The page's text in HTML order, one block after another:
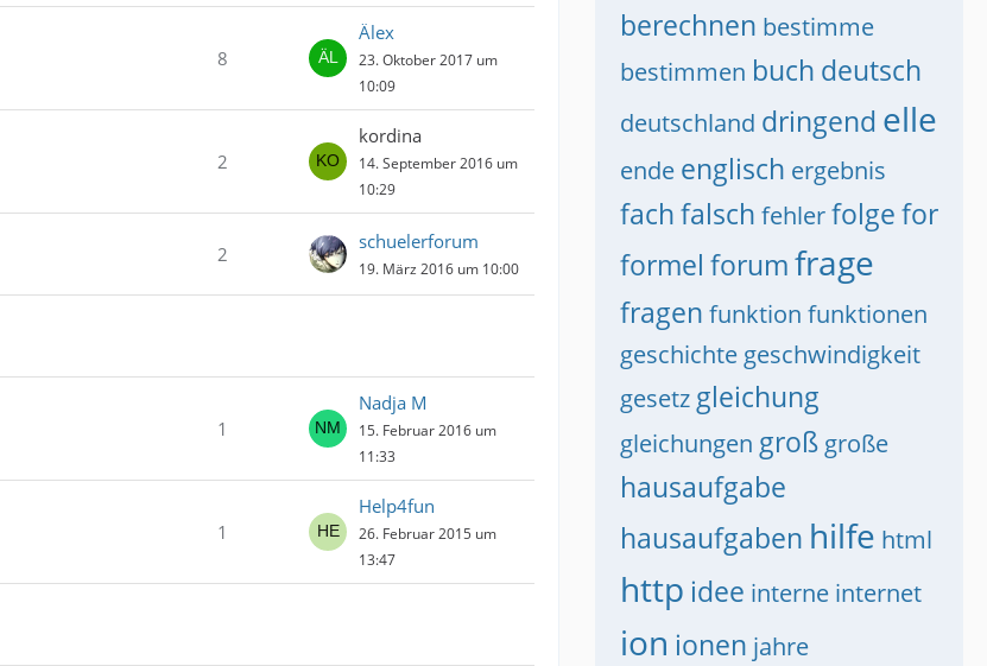
8
Älex
23. Oktober 2017 um
10:09
2
kordina
14. September 2016 um
10:29
2
schuelerforum
19. März 2016 um 10:00
1
Nadja M
15. Februar 2016 um
11:33
1
Help4fun
26. Februar 2015 um
13:47
berechnen bestimme
bestimmen buch deutsch
deutschland dringend elle
ende englisch ergebnis
fachfalsch fehlerfolgefor
formel forumfrage
fragen funktion funktionen
geschichte geschwindigkeit
gesetz gleichung
gleichungen groß große
hausaufgabe
hausaufgaben hilfe html
http idee interne internet
ion ionen jahre